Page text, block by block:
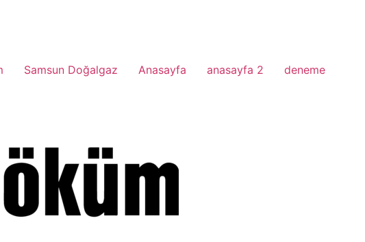
Samsun Doğalgaz Anasayfa anasayfa 2
deneme